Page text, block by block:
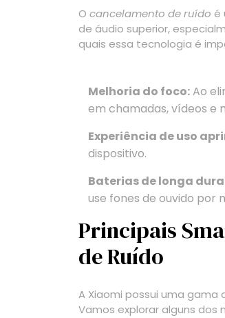
O cancelamento de ruído é
de áudio superior,
quais essa tecnologia é
Melhoria do foco:Ao
em chamadas, vídeos e
Experiência de uso
dispositivo.
Baterias de longa
use fones de ouvido por
Principais
de Ruído
A Xiaomi possui uma
Vamos explorar alguns dos